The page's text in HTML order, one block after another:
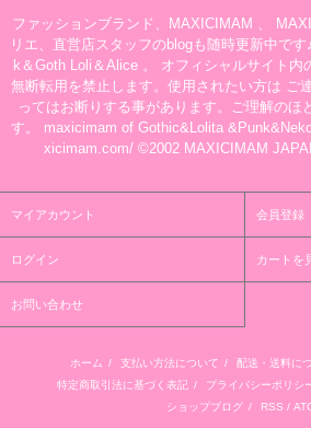
ファッションブランド、MAXICIMAM 、
リエ、直営店スタッフのblogも随時更新中で
k＆Goth Loli＆Alice 。 オフィシャルサイト内
無断転用を禁止します。使用されたい方は ご
ってはお断りする事があります。ご理解のほ
す。 maxicimam of Gothic&Lolita
xicimam.com/ ©2002 MAXICIMAM
マイアカウント 会員登録
ログイン カートを
お問い合わせ
ホーム / 支払い方法について / 配送・送料に
特定商取引法に基づく表記 / プライバシーポリシ
ショップブログ / RSS /